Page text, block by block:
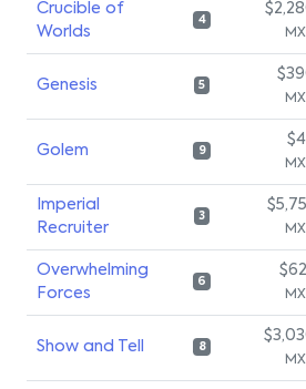
Crucible of
Worlds
4
Genesis 5
Golem 9
Imperial
Recruiter
3
Overwhelming
Forces
6
Show and Tell 8